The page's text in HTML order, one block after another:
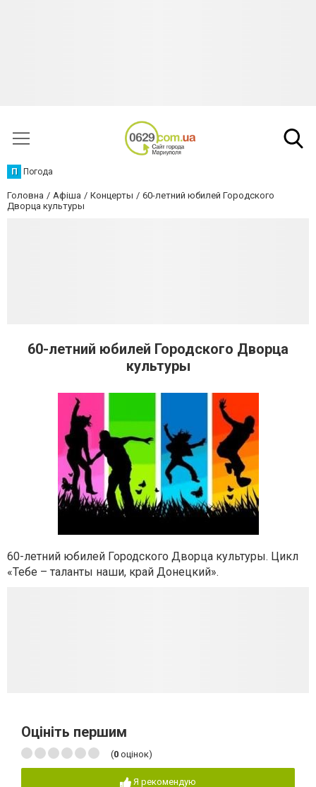
П Погода
Головна Афіша Концерты
60-летний юбилей Городского
Дворца культуры
60-летний юбилей Городского Дворца
культуры
60-летний юбилей Городского Дворца культуры. Цикл
«Тебе – таланты наши, край Донецкий».
Оцініть першим
(0 оцінок)
Я рекомендую